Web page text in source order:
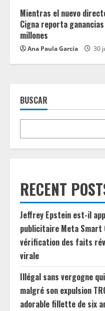
Mientras el nuevo
Cigna reporta
millones
Ana Paula García 30
BUSCAR
RECENT
Jeffrey Epstein est-il
publicitaire Meta Smart
vérification des faits
virale
Illégal sans vergogne
malgré son expulsion
adorable fillette de six